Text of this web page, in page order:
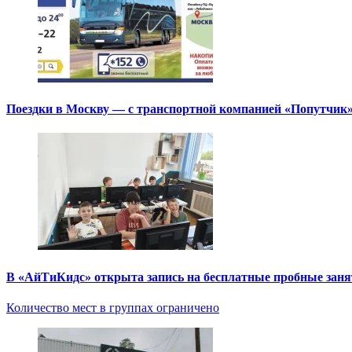
Поездки в Москву — с транспортной компанией «Попутчик»
В «АйТиКидс» открыта запись на бесплатные пробные
Количество мест в группах ограничено